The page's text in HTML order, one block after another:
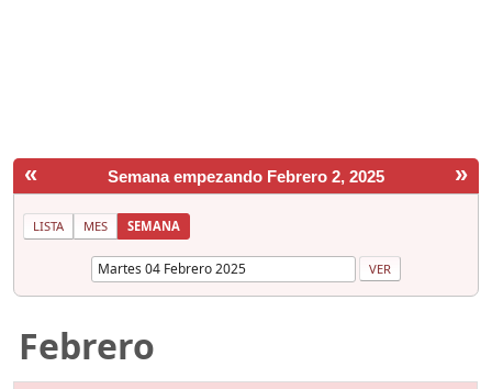
« »
Semana empezando Febrero 2, 2025
LISTA MES SEMANA
Febrero